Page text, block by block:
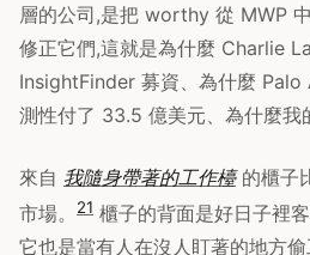
層的公司,是把 worthy 從 MWP
修正它們,這就是為什麼 Charlie
InsightFinder 募資、為什麼
測性付了 33.5 億美元、為什麼我
來自 我隨身帶著的工作檯的櫃子
市場。
21 櫃子的背面是好日子裡
它也是當有人在沒人盯著的地方